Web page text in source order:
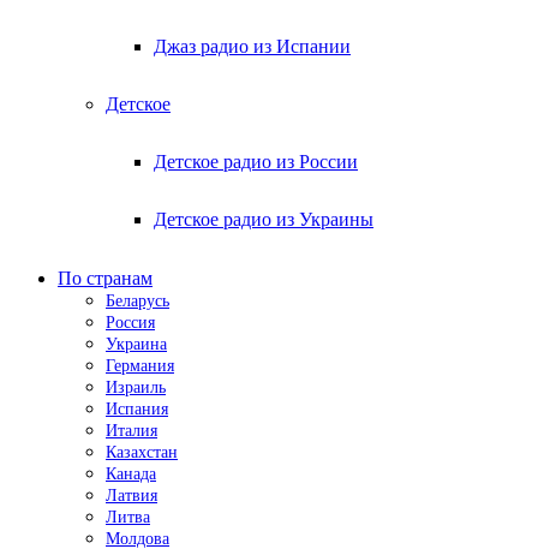
Джаз радио из Испании
Детское
Детское радио из России
Детское радио из Украины
По странам
Беларусь
Россия
Украина
Германия
Израиль
Испания
Италия
Казахстан
Канада
Латвия
Литва
Молдова